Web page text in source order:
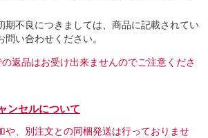
期不良につきましては、商品に記載されてい
い合わせください。
返品はお受け出来ませんのでご注意くださ
ンセルについて
や、別注文との同梱発送は行っておりませ